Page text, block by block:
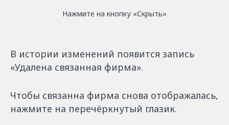
Нажмите на кнопку «Скрыть»
В истории изменений появится запись
«Удалена связанная фирма».
Чтобы связанна фирма снова отображалась,
нажмите на перечёркнутый глазик.